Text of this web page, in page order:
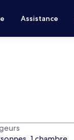
Assistance